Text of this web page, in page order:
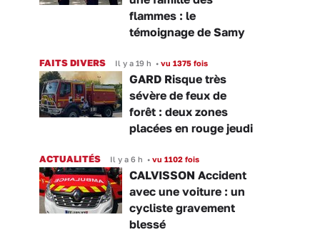
flammes : le
témoignage de Samy
FAITS DIVERS Il y a 19 h • vu 1375 fois
GARD Risque très
sévère de feux de
forêt : deux zones
placées en rouge jeudi
ACTUALITÉS Il y a 6 h • vu 1102 fois
CALVISSON Accident
avec une voiture : un
cycliste gravement
blessé